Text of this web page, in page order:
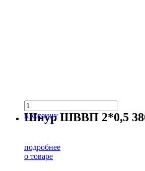
в корзину
Шнур ШВВП 2*0,5
подробнее
о товаре